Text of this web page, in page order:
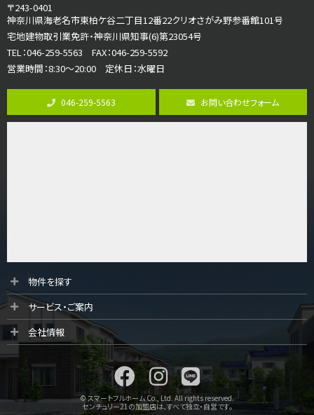
さがみ野駅
歩17分
ご家族が集まるLDKは１７．５帖とゆとりある広さ…
第8位
3,680万円
4ＬＤＫ
橋本駅
第10位
3,990万円
古淵駅
並列２台駐車可。１階はリビングと水まわりをまとめ…
〒243-0401
神奈川県海老名市東柏ケ谷二丁目12番22クリオさがみ野参番館101号
宅地建物取引業免許・神奈川県知事(6)第23054号
TEL：046-259-5563 FAX：046-259-5592
営業時間：8:30～20:00 定休日：水曜日
046-259-5563 お問い合わせフォーム
物件を探す
サービス・ご案内
会社情報
© スマートフルホーム Co., Ltd. All rights reserved.
センチュリー21の加盟店は、すべて独立・自営です。